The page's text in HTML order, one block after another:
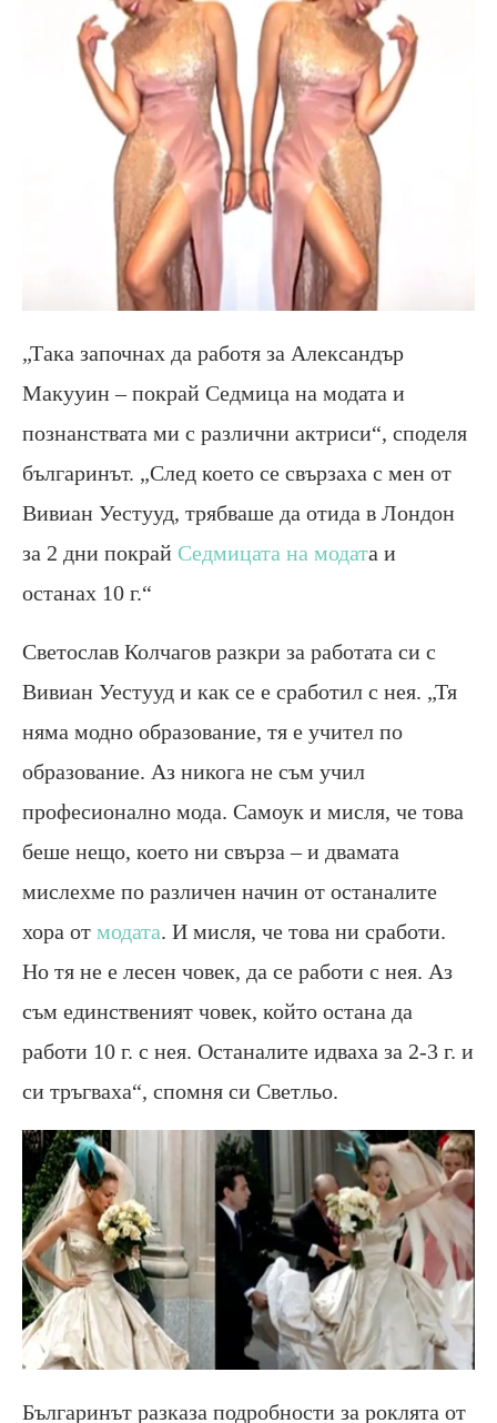
„Така започнах да работя за Александър
Макууин – покрай Седмица на модата и
познанствата ми с различни актриси“, споделя
българинът. „След което се свързаха с мен от
Вивиан Уестууд, трябваше да отида в Лондон
за 2 дни покрай Седмицата на модата и
останах 10 г.“
Светослав Колчагов разкри за работата си с
Вивиан Уестууд и как се е сработил с нея. „Тя
няма модно образование, тя е учител по
образование. Аз никога не съм учил
професионално мода. Самоук и мисля, че това
беше нещо, което ни свърза – и двамата
мислехме по различен начин от останалите
хора от модата. И мисля, че това ни сработи.
Но тя не е лесен човек, да се работи с нея. Аз
съм единственият човек, който остана да
работи 10 г. с нея. Останалите идваха за 2-3 г. и
си тръгваха“, спомня си Светльо.
Българинът разказа подробности за роклята от